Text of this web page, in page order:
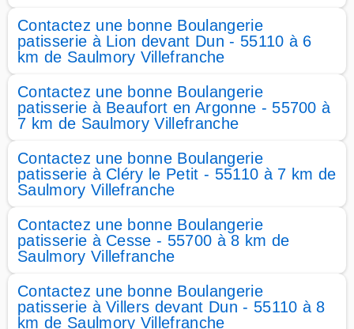
Contactez une bonne Boulangerie
patisserie à Lion devant Dun - 55110 à 6
km de Saulmory Villefranche
Contactez une bonne Boulangerie
patisserie à Beaufort en Argonne - 55700 à
7 km de Saulmory Villefranche
Contactez une bonne Boulangerie
patisserie à Cléry le Petit - 55110 à 7 km de
Saulmory Villefranche
Contactez une bonne Boulangerie
patisserie à Cesse - 55700 à 8 km de
Saulmory Villefranche
Contactez une bonne Boulangerie
patisserie à Villers devant Dun - 55110 à 8
km de Saulmory Villefranche